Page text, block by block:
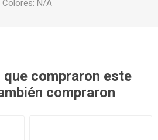
Colores: N/A
compraron este
compraron